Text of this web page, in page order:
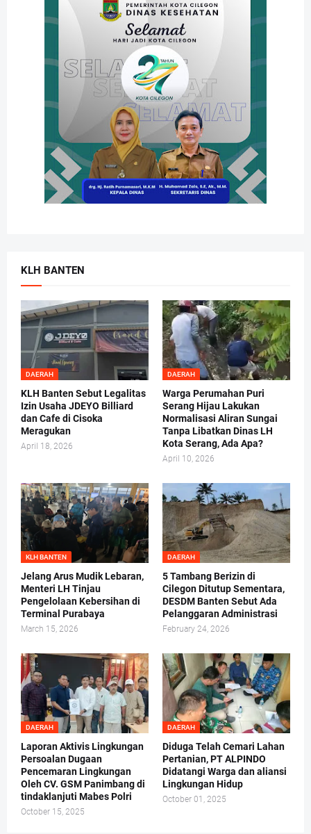
KLH BANTEN
DAERAH
KLH Banten Sebut Legalitas
Izin Usaha JDEYO Billiard
dan Cafe di Cisoka
Meragukan
April 18, 2026
DAERAH
Warga Perumahan Puri
Serang Hijau Lakukan
Normalisasi Aliran Sungai
Tanpa Libatkan Dinas LH
Kota Serang, Ada Apa?
April 10, 2026
KLH BANTEN
Jelang Arus Mudik Lebaran,
Menteri LH Tinjau
Pengelolaan Kebersihan di
Terminal Purabaya
March 15, 2026
DAERAH
5 Tambang Berizin di
Cilegon Ditutup Sementara,
DESDM Banten Sebut Ada
Pelanggaran Administrasi
February 24, 2026
DAERAH
Laporan Aktivis Lingkungan
Persoalan Dugaan
Pencemaran Lingkungan
Oleh CV. GSM Panimbang di
tindaklanjuti Mabes Polri
October 15, 2025
DAERAH
Diduga Telah Cemari Lahan
Pertanian, PT ALPINDO
Didatangi Warga dan aliansi
Lingkungan Hidup
October 01, 2025